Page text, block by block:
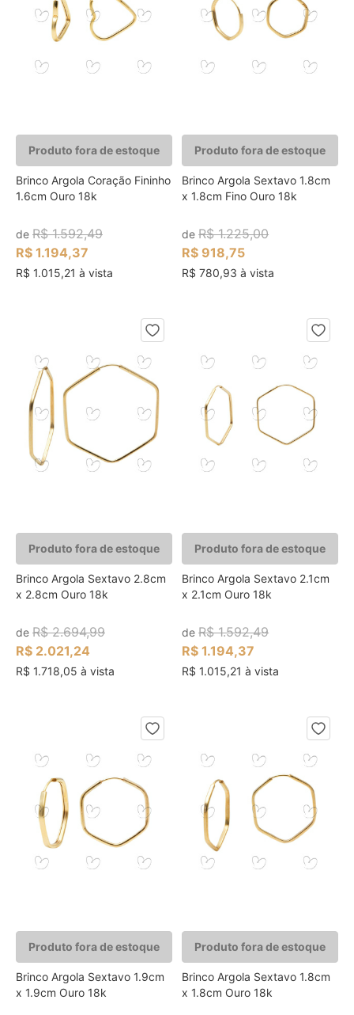
Produto fora de estoque
Brinco Argola Coração Fininho
1.6cm Ouro 18k
de R$ 1.592,49
R$ 1.194,37
R$ 1.015,21 à vista
Produto fora de estoque
Brinco Argola Sextavo 1.8cm
x 1.8cm Fino Ouro 18k
deR$ 1.225,00
R$ 918,75
R$ 780,93 à vista
Produto fora de estoque
Brinco Argola Sextavo 2.8cm
x 2.8cm Ouro 18k
de R$ 2.694,99
R$ 2.021,24
R$ 1.718,05 à vista
Produto fora de estoque
Brinco Argola Sextavo 2.1cm
x 2.1cm Ouro 18k
deR$ 1.592,49
R$ 1.194,37
R$ 1.015,21 à vista
Produto fora de estoque
Brinco Argola Sextavo 1.9cm
x 1.9cm Ouro 18k
Produto fora de estoque
Brinco Argola Sextavo 1.8cm
x 1.8cm Ouro 18k